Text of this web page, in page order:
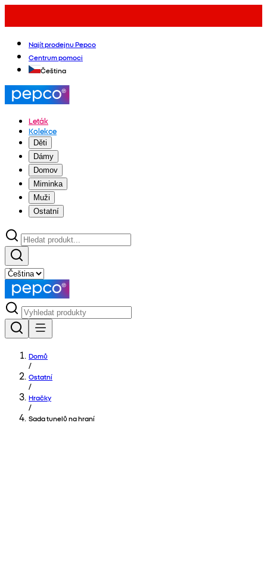
Najít prodejnu Pepco
Centrum pomoci
Čeština
Leták
Kolekce
Děti
Dámy
Domov
Miminka
Muži
Ostatní
Domů
/
Ostatní
/
Hračky
/
Sada tunelů na hraní